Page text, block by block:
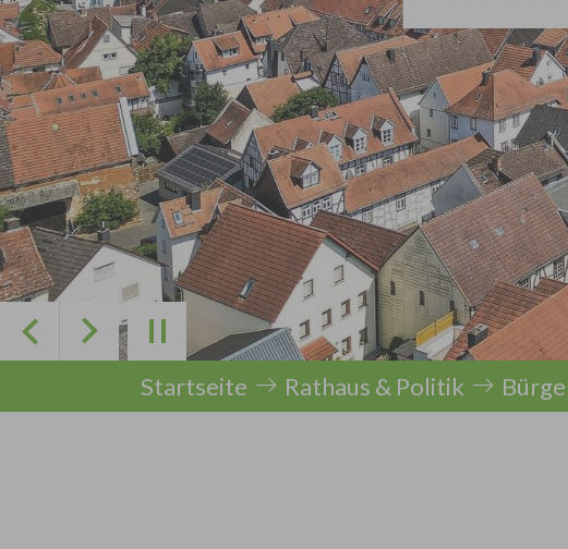
Zurück Weiter
Startseite Rathaus & Politik